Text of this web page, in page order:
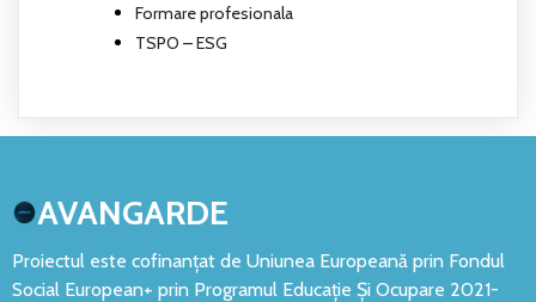
Formare profesionala
TSPO – ESG
AVANGARDE
Proiectul este cofinanțat de Uniunea Europeană prin Fondul
Social European+ prin Programul Educație Și Ocupare 2021-